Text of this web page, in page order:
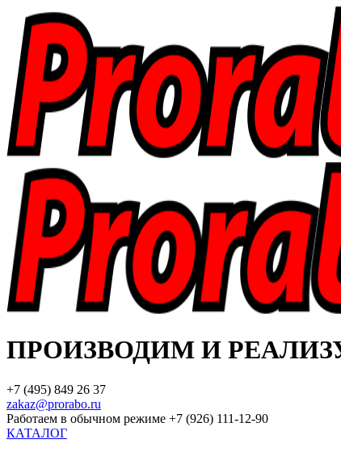
ПРОИЗВОДИМ И
+7 (495) 849 26 37
zakaz@prorabo.ru
Работаем в обычном режиме +7 (926) 111-12-90
КАТАЛОГ